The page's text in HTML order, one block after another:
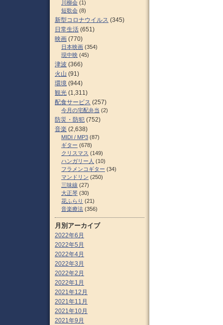
川柳会 (1)
短歌会 (8)
新型コロナウイルス (345)
日常生活 (651)
映画 (770)
日本映画 (354)
現中映 (45)
津波 (366)
火山 (91)
環境 (944)
観光 (1,311)
配食サービス (257)
今月の宅配弁当 (2)
防災・防犯 (752)
音楽 (2,638)
MIDI / MP3 (87)
ギター (678)
クリスマス (149)
ハンガリー人 (10)
フラメンコギター (34)
マンドリン (250)
三味線 (27)
大正琴 (30)
花ふらり (21)
音楽療法 (356)
月別アーカイブ
2022年6月
2022年5月
2022年4月
2022年3月
2022年2月
2022年1月
2021年12月
2021年11月
2021年10月
2021年9月